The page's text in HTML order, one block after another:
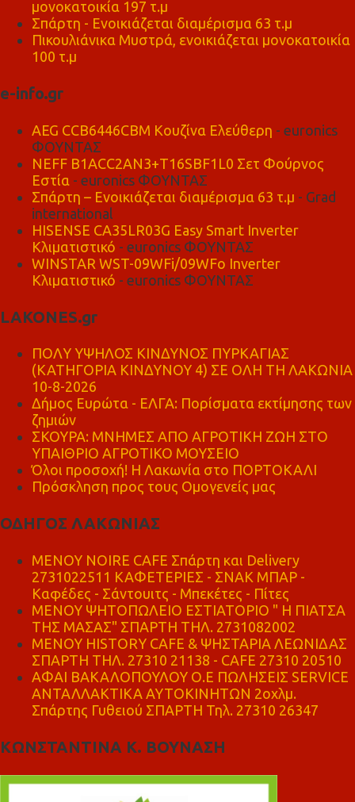
μονοκατοικία 197 τ.μ
Σπάρτη - Ενοικιάζεται διαμέρισμα 63 τ.μ
Πικουλιάνικα Μυστρά, ενοικιάζεται μονοκατοικία
100 τ.μ
e-info.gr
AEG CCB6446CBM Κουζίνα Ελεύθερη - euronics
ΦΟΥΝΤΑΣ
NEFF B1ACC2AN3+T16SBF1L0 Σετ Φούρνος
Εστία - euronics ΦΟΥΝΤΑΣ
Σπάρτη – Ενοικιάζεται διαμέρισμα 63 τ.μ - Grad
international
HISENSE CA35LR03G Easy Smart Inverter
Κλιματιστικό - euronics ΦΟΥΝΤΑΣ
WINSTAR WST-09WFi/09WFo Inverter
Κλιματιστικό - euronics ΦΟΥΝΤΑΣ
LAKONES.gr
ΠΟΛΥ ΥΨΗΛΟΣ ΚΙΝΔΥΝΟΣ ΠΥΡΚΑΓΙΑΣ
(ΚΑΤΗΓΟΡΙΑ ΚΙΝΔΥΝΟΥ 4) ΣΕ ΟΛΗ ΤΗ ΛΑΚΩΝΙΑ
10-8-2026
Δήμος Ευρώτα - ΕΛΓΑ: Πορίσματα εκτίμησης των
ζημιών
ΣΚΟΥΡΑ: ΜΝΗΜΕΣ ΑΠΟ ΑΓΡΟΤΙΚΗ ΖΩΗ ΣΤΟ
ΥΠΑΙΘΡΙΟ ΑΓΡΟΤΙΚΟ ΜΟΥΣΕΙΟ
Όλοι προσοχή! Η Λακωνία στο ΠΟΡΤΟΚΑΛΙ
Πρόσκληση προς τους Ομογενείς μας
ΟΔΗΓΟΣ ΛΑΚΩΝΙΑΣ
MENOY NOIRE CAFE Σπάρτη και Delivery
2731022511 ΚΑΦΕΤΕΡΙΕΣ - ΣΝΑΚ ΜΠΑΡ -
Καφέδες - Σάντουιτς - Μπεκέτες - Πίτες
ΜΕΝΟΥ ΨΗΤΟΠΩΛΕΙΟ ΕΣΤΙΑΤΟΡΙΟ " Η ΠΙΑΤΣΑ
ΤΗΣ ΜΑΣΑΣ" ΣΠΑΡΤΗ ΤΗΛ. 2731082002
ΜΕΝΟΥ HISTORY CAFE & ΨΗΣΤΑΡΙΑ ΛΕΩΝΙΔΑΣ
ΣΠΑΡΤΗ ΤΗΛ. 27310 21138 - CAFE 27310 20510
ΑΦΑΙ ΒΑΚΑΛΟΠΟΥΛΟΥ Ο.Ε ΠΩΛΗΣΕΙΣ SERVICE
ΑΝΤΑΛΛΑΚΤΙΚΑ ΑΥΤΟΚΙΝΗΤΩΝ 2οχλμ.
Σπάρτης Γυθειού ΣΠΑΡΤΗ Τηλ. 27310 26347
ΚΩΝΣΤΑΝΤΙΝΑ Κ. ΒΟΥΝΑΣΗ